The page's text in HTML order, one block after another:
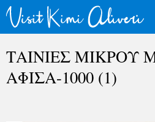
ΤΑΙΝΙΕΣ ΜΙΚΡΟΥ
ΑΦΙΣΑ-1000 (1)